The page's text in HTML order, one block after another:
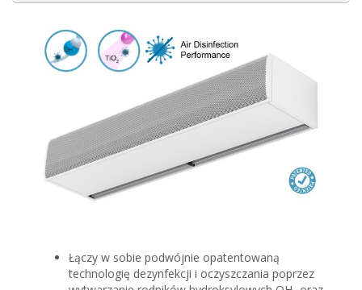
Łączy w sobie podwójnie opatentowaną
technologię dezynfekcji i oczyszczania poprzez